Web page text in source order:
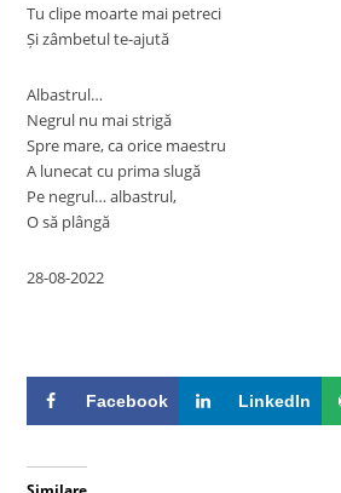
Tu clipe moarte mai petreci
Și zâmbetul te-ajută
Albastrul…
Negrul nu mai strigă
Spre mare, ca orice maestru
A lunecat cu prima slugă
Pe negrul… albastrul,
O să plângă
28-08-2022
Facebook LinkedIn